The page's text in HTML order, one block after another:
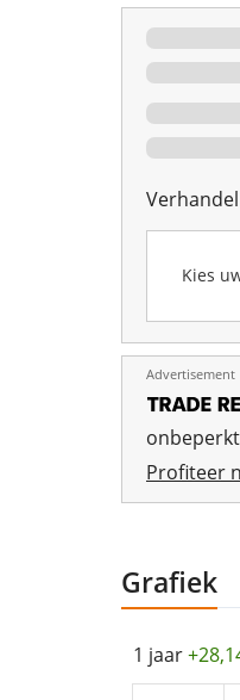
Kies
Advertisement
Profiteer
Grafiek
1 jaar